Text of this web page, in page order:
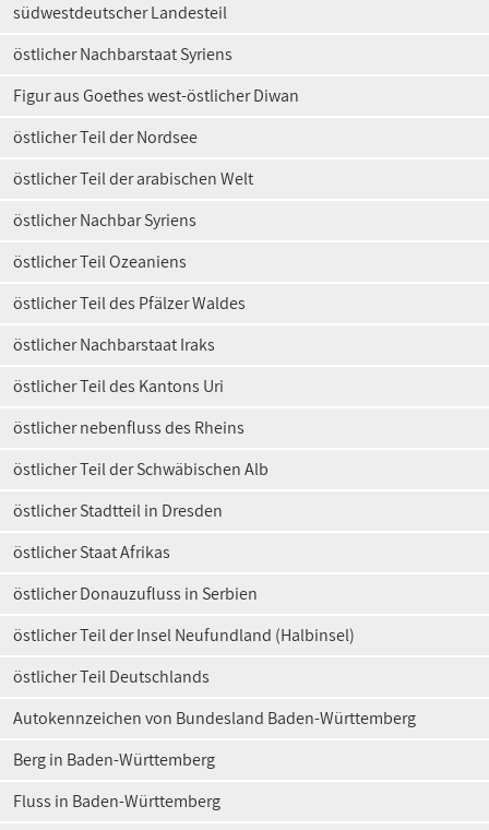
südwestdeutscher Landesteil
östlicher Nachbarstaat Syriens
Figur aus Goethes west-östlicher Diwan
östlicher Teil der Nordsee
östlicher Teil der arabischen Welt
östlicher Nachbar Syriens
östlicher Teil Ozeaniens
östlicher Teil des Pfälzer Waldes
östlicher Nachbarstaat Iraks
östlicher Teil des Kantons Uri
östlicher nebenfluss des Rheins
östlicher Teil der Schwäbischen Alb
östlicher Stadtteil in Dresden
östlicher Staat Afrikas
östlicher Donauzufluss in Serbien
östlicher Teil der Insel Neufundland (Halbinsel)
östlicher Teil Deutschlands
Autokennzeichen von Bundesland Baden-Württemberg
Berg in Baden-Württemberg
Fluss in Baden-Württemberg